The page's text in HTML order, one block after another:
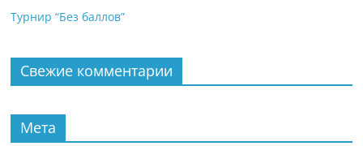
Турнир “Без баллов”
Свежие комментарии
Мета